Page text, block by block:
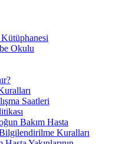
Okulu
Saatleri
Bakım Hasta
Bilgilendirilme Kuralları